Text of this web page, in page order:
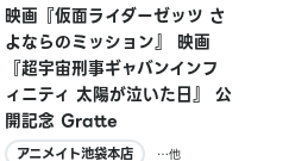
映画『仮面ライダーゼッツ さ
よならのミッション』 映画
『超宇宙刑事ギャバンインフ
ィニティ 太陽が泣いた日』 公
開記念 Gratte
アニメイト池袋本店
…他